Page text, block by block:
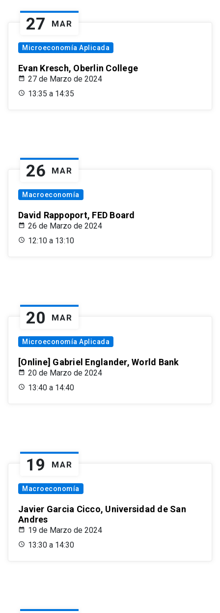
27 MAR
Microeconomía Aplicada
Evan Kresch, Oberlin College
27 de Marzo de 2024
13:35 a 14:35
26 MAR
Macroeconomía
David Rappoport, FED Board
26 de Marzo de 2024
12:10 a 13:10
20 MAR
Microeconomía Aplicada
[Online] Gabriel Englander, World Bank
20 de Marzo de 2024
13:40 a 14:40
19 MAR
Macroeconomía
Javier Garcia Cicco, Universidad de San
Andres
19 de Marzo de 2024
13:30 a 14:30